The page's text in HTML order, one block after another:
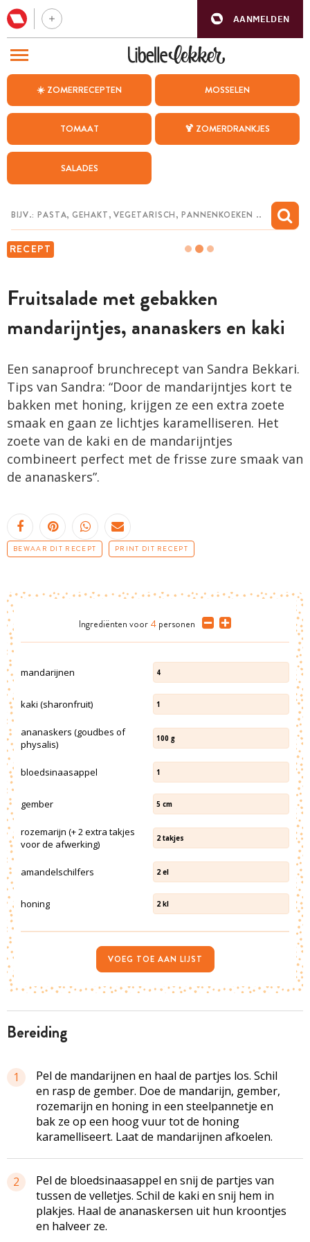
AANMELDEN
☀️ ZOMERRECEPTEN MOSSELEN
TOMAAT 🍹 ZOMERDRANKJES
SALADES
RECEPT
Fruitsalade met gebakken
mandarijntjes, ananaskers en kaki
Een sanaproof brunchrecept van Sandra Bekkari.
Tips van Sandra: “Door de mandarijntjes kort te
bakken met honing, krijgen ze een extra zoete
smaak en gaan ze lichtjes karamelliseren. Het
zoete van de kaki en de mandarijntjes
combineert perfect met de frisse zure smaak van
de ananaskers”.
BEWAAR DIT RECEPT PRINT DIT RECEPT
bereiding
1
Pel de mandarijnen en haal de partjes los. Schil
en rasp de gember. Doe de mandarijn, gember,
rozemarijn en honing in een steelpannetje en
bak ze op een hoog vuur tot de honing
karamelliseert. Laat de mandarijnen afkoelen.
2
Pel de bloedsinaasappel en snij de partjes van
tussen de velletjes. Schil de kaki en snij hem in
plakjes. Haal de ananaskersen uit hun kroontjes
en halveer ze.
Ingrediënten voor 4 personen
mandarijnen 4
kaki (sharonfruit) 1
ananaskers (goudbes of
physalis)
100 g
bloedsinaasappel 1
gember 5 cm
rozemarijn (+ 2 extra takjes
voor de afwerking)
2 takjes
amandelschilfers 2 el
honing 2 kl
VOEG TOE AAN LIJST
BEZOEK ONZE ANDERE WEBSITES
WEEKMENU
CHAT MET MAIA
MIJN BEWAARDE RECEPTEN